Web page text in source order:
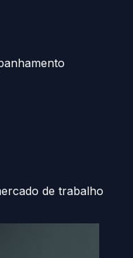
de trabalho